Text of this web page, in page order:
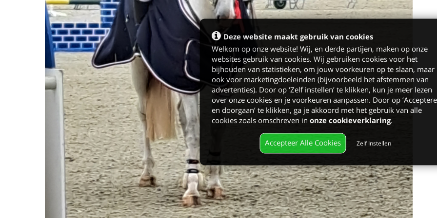
Deze website maakt gebruik van cookies
Welkom op onze website! Wij, en derde partijen, maken op onze
websites gebruik van cookies. Wij gebruiken cookies voor het
bijhouden van statistieken, om jouw voorkeuren op te slaan, maar
ook voor marketingdoeleinden (bijvoorbeeld het afstemmen van
advertenties). Door op ‘Zelf instellen’ te klikken, kun je meer lezen
over onze cookies en je voorkeuren aanpassen. Door op
en doorgaan’ te klikken, ga je akkoord met het gebruik van alle
cookies zoals omschreven in onze cookieverklaring.
Accepteer Alle Cookies Zelf Instellen